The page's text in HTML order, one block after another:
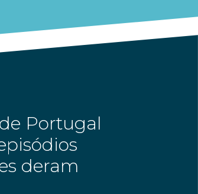
Portugal
deram